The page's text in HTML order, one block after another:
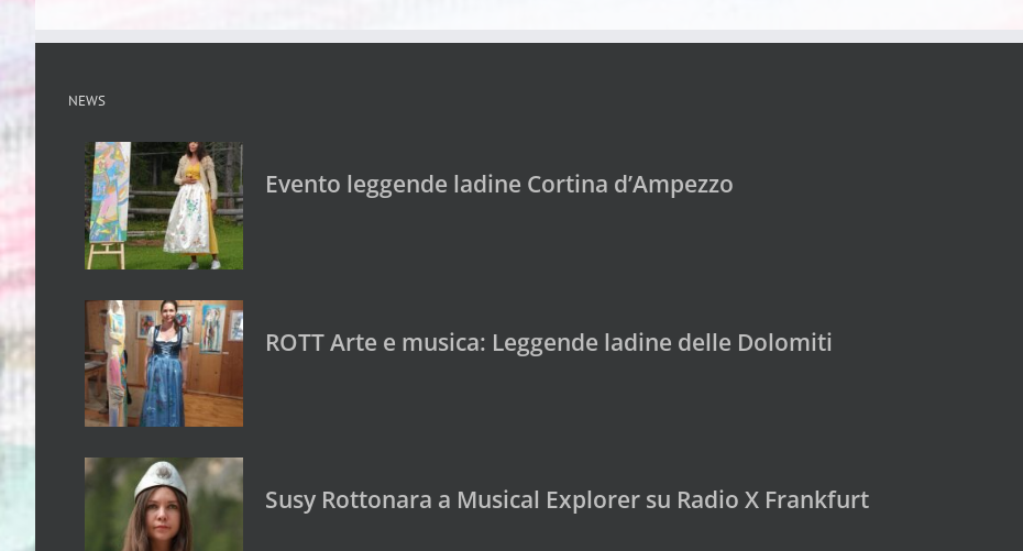
NEWS
Evento leggende ladine Cortina d’Ampezzo
ROTT Arte e musica: Leggende ladine delle Dolomiti
Susy Rottonara a Musical Explorer su Radio X Frankfurt